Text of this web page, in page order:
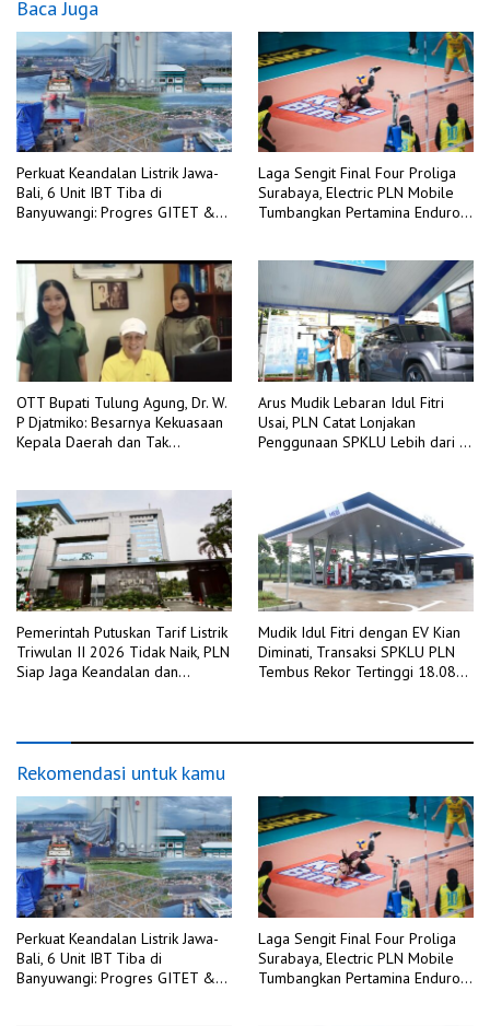
Baca Juga
Perkuat Keandalan Listrik Jawa-
Bali, 6 Unit IBT Tiba di
Banyuwangi: Progres GITET &
Laga Sengit Final Four Proliga
Surabaya, Electric PLN Mobile
Tumbangkan Pertamina Enduro
OTT Bupati Tulung Agung, Dr. W.
P Djatmiko: Besarnya Kekuasaan
Kepala Daerah dan Tak
Arus Mudik Lebaran Idul Fitri
Usai, PLN Catat Lonjakan
Penggunaan SPKLU Lebih dari 4
Pemerintah Putuskan Tarif Listrik
Triwulan II 2026 Tidak Naik, PLN
Siap Jaga Keandalan dan
Mudik Idul Fitri dengan EV Kian
Diminati, Transaksi SPKLU PLN
Tembus Rekor Tertinggi 18.088
Rekomendasi untuk kamu
Perkuat Keandalan Listrik Jawa-
Bali, 6 Unit IBT Tiba di
Banyuwangi: Progres GITET &
Laga Sengit Final Four Proliga
Surabaya, Electric PLN Mobile
Tumbangkan Pertamina Enduro